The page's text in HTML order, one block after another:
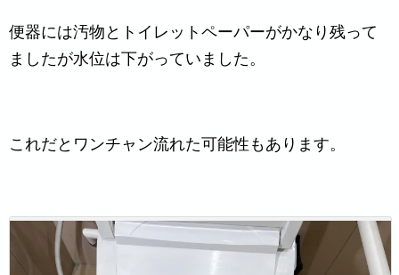
便器には汚物とトイレットペーパーがかなり残って
ましたが水位は下がっていました。
これだとワンチャン流れた可能性もあります。